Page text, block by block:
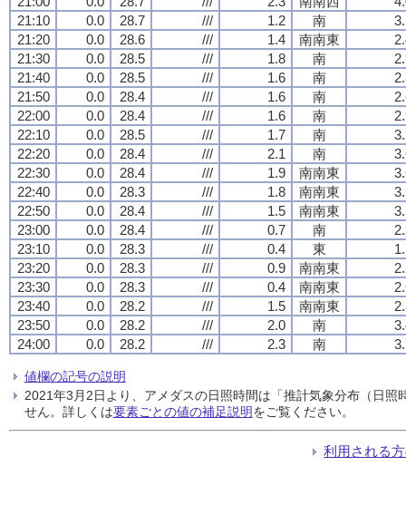
21:10
0.0 28.7 /// 1.2 南
21:20
0.0 28.6 /// 1.4 南南東
21:30
0.0 28.5 /// 1.8 南
21:40
0.0 28.5 /// 1.6 南
21:50
0.0 28.4 /// 1.6 南
22:00
0.0 28.4 /// 1.6 南
22:10
0.0 28.5 /// 1.7 南
22:20
0.0 28.4 /// 2.1 南
22:30
0.0 28.4 /// 1.9 南南東
22:40
0.0 28.3 /// 1.8 南南東
22:50
0.0 28.4 /// 1.5 南南東
23:00
0.0 28.4 /// 0.7 南
23:10
0.0 28.3 /// 0.4 東
23:20
0.0 28.3 /// 0.9 南南東
23:30
0.0 28.3 /// 0.4 南南東
23:40
0.0 28.2 /// 1.5 南南東
23:50
0.0 28.2 /// 2.0 南
24:00
0.0 28.2 /// 2.3 南
値欄の記号の説明
2021年3月2日より、アメダスの日照時間は「推計気象分布（日
せん。詳しくは要素ごとの値の補足説明をご覧ください。
利用される